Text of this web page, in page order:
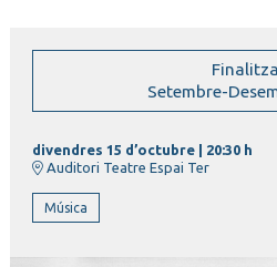
Setembre-
divendres 15 d’octubre
20:30 h
Auditori Teatre Espai Ter
Música